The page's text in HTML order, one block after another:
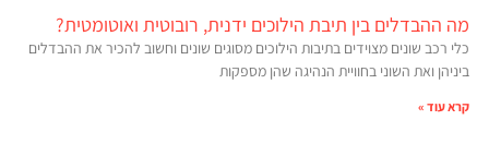
מה ההבדלים בין תיבת הילוכים ידנית, רובוטית ואוטומטית?
כלי רכב שונים מצוידים בתיבות הילוכים מסוגים שונים וחשוב להכיר את ההבדלים
ביניהן ואת השוני בחוויית הנהיגה שהן מספקות
קרא עוד »